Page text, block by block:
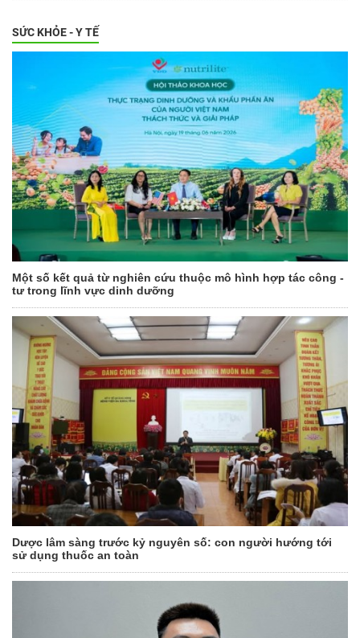
SỨC KHỎE - Y TẾ
Một số kết quả từ nghiên cứu thuộc mô hình hợp tác công -
tư trong lĩnh vực dinh dưỡng
Dược lâm sàng trước kỷ nguyên số: con người hướng tới
sử dụng thuốc an toàn